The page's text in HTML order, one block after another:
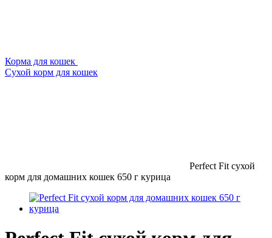
Корма для кошек
Сухой корм для кошек
Perfect Fit сухой
корм для домашних кошек 650 г курица